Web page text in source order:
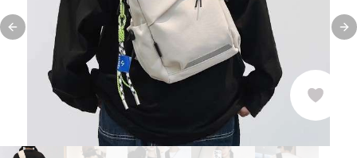
Previous slide